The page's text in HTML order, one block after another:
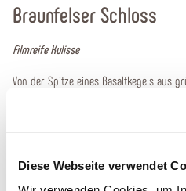
Diese Webseite verwendet
Braunfelser Schloss
Filmreife Kulisse
Von der Spitze eines Basaltkegels aus